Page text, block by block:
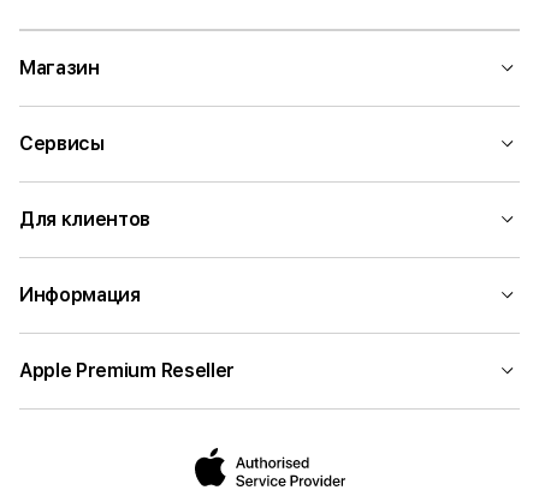
Магазин
Сервисы
Для клиентов
Информация
Apple Premium Reseller